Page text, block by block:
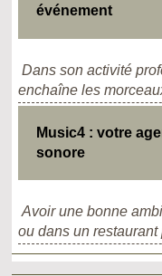
événement
Dans son activité
enchaîne les
Music4 : votre
sonore
Avoir une bonne
ou dans un restaurant